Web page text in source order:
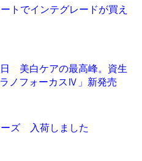
トでインテグレードが買え
美白ケアの最高峰。資生
ノフォーカスⅣ」新発売
ーズ 入荷しました